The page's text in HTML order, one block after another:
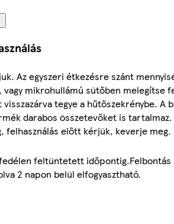
Az egyszeri étkezésre szánt
vagy mikrohullámú sütőben melegítse
tegye a hűtőszekrénybe. A
darabos összetevőket is
felhasználás előtt kérjük, keverje meg.
feltüntetett időpontig.Felbontás
2 napon belül elfogyasztható.